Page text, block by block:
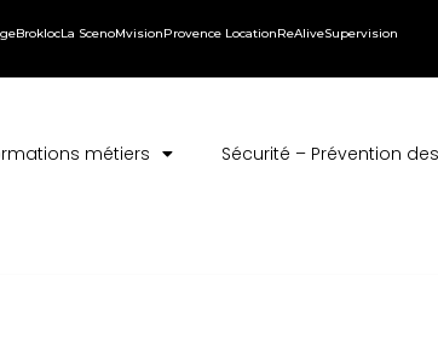
BroklocLa ScenoMvisionProvence LocationReAliveSupervision
métiers Sécurité – Prévention